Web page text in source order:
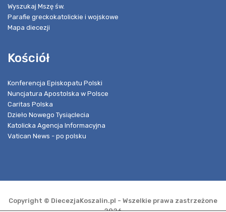
Wyszukaj Mszę św.
Parafie greckokatolickie i wojskowe
Mapa diecezji
Kościół
Konferencja Episkopatu Polski
Nuncjatura Apostolska w Polsce
Caritas Polska
Dzieło Nowego Tysiąclecia
Katolicka Agencja Informacyjna
Vatican News - po polsku
Copyright © DiecezjaKoszalin.pl - Wszelkie prawa zastrzeżone